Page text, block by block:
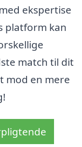
ekspertise
platform kan
match til dit
mod en mere